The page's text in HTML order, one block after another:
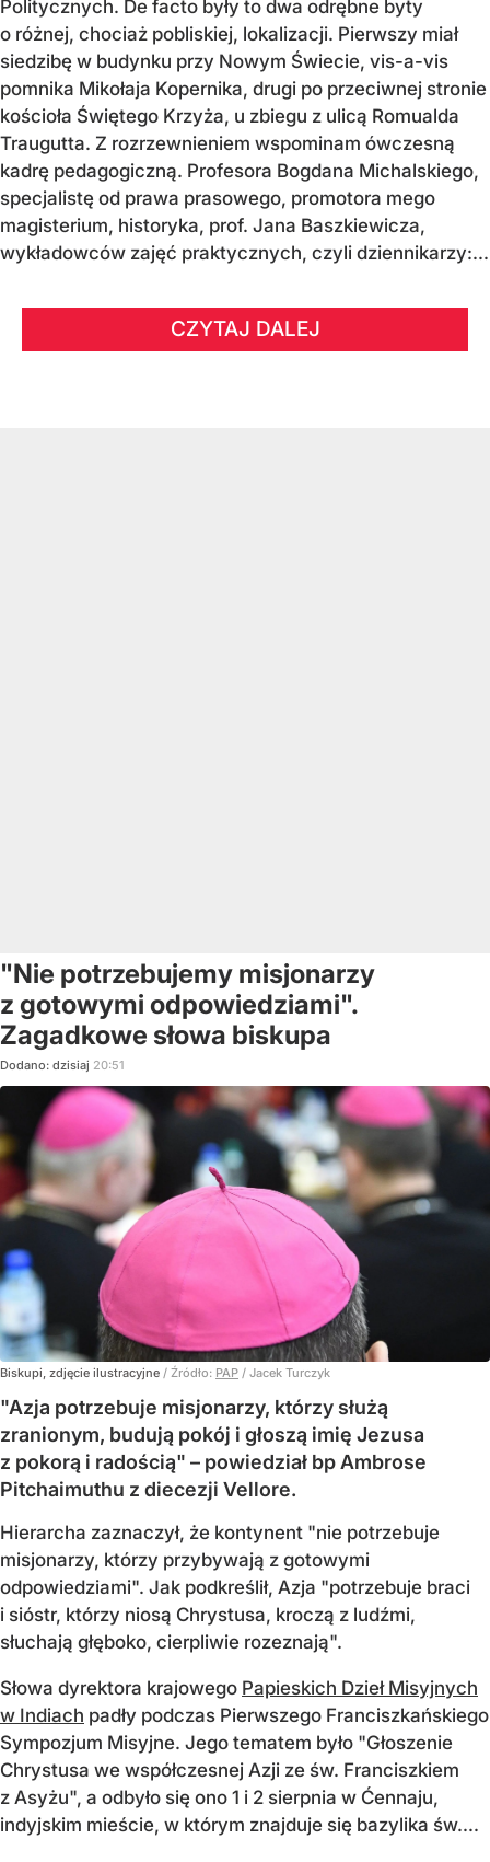
Politycznych. De facto były to dwa odrębne byty
o różnej, chociaż pobliskiej, lokalizacji. Pierwszy miał
siedzibę w budynku przy Nowym Świecie, vis-a-vis
pomnika Mikołaja Kopernika, drugi po przeciwnej stronie
kościoła Świętego Krzyża, u zbiegu z ulicą Romualda
Traugutta. Z rozrzewnieniem wspominam ówczesną
kadrę pedagogiczną. Profesora Bogdana Michalskiego,
specjalistę od prawa prasowego, promotora mego
magisterium, historyka, prof. Jana Baszkiewicza,
wykładowców zajęć praktycznych, czyli dziennikarzy:...
CZYTAJ DALEJ
"Nie potrzebujemy misjonarzy
z gotowymi odpowiedziami".
Zagadkowe słowa biskupa
Dodano: dzisiaj 20:51
Biskupi, zdjęcie ilustracyjne / Źródło: PAP / Jacek Turczyk
"Azja potrzebuje misjonarzy, którzy służą
zranionym, budują pokój i głoszą imię Jezusa
z pokorą i radością" – powiedział bp Ambrose
Pitchaimuthu z diecezji Vellore.
Hierarcha zaznaczył, że kontynent "nie potrzebuje
misjonarzy, którzy przybywają z gotowymi
odpowiedziami". Jak podkreślił, Azja "potrzebuje braci
i sióstr, którzy niosą Chrystusa, kroczą z ludźmi,
słuchają głęboko, cierpliwie rozeznają".
Słowa dyrektora krajowego Papieskich Dzieł Misyjnych
w Indiach padły podczas Pierwszego Franciszkańskiego
Sympozjum Misyjne. Jego tematem było "Głoszenie
Chrystusa we współczesnej Azji ze św. Franciszkiem
z Asyżu", a odbyło się ono 1 i 2 sierpnia w Ćennaju,
indyjskim mieście, w którym znajduje się bazylika św....